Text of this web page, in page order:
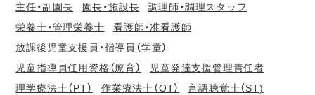
主任・副園長
園長・施設長
調理師・調理スタッフ
栄養士・管理栄養士
看護師・准看護師
放課後児童支援員・指導員（学童）
児童指導員任用資格（療育）
児童発達支援管理責任者
理学療法士（PT）
作業療法士（OT）
言語聴覚士（ST)